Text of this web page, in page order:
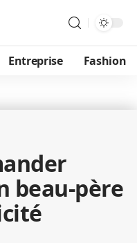
Entreprise Fashion
beau-père